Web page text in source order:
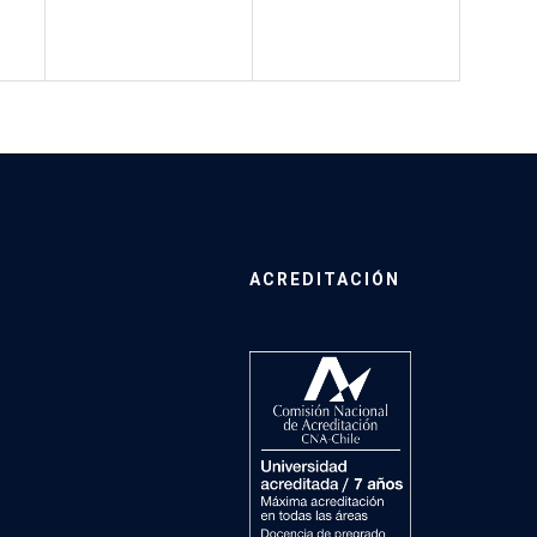
ACREDITACIÓN